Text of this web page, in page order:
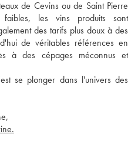
de Cevins ou de Saint Pierre
les vins produits sont
des tarifs plus doux à des
de véritables références en
à des cépages méconnus et
se plonger dans l'univers des